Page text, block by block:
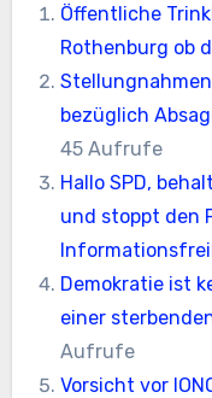
Öffentliche
Rothenburg ob
bezüglich
45 Aufrufe
Hallo SPD,
und stoppt den
Demokratie ist
einer
Aufrufe
Vorsicht vor